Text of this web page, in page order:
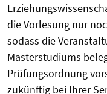
die Vorlesung nur
sodass die
Masterstudiums
Prüfungsordnung
zukünftig bei Ihrer